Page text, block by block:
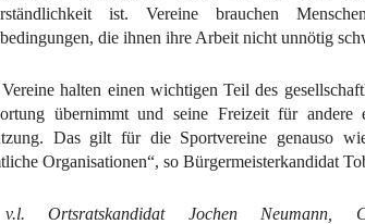
ist. Vereine brauchen
die ihnen ihre Arbeit nicht unnötig
halten einen wichtigen Teil des
übernimmt und seine Freizeit für andere
Das gilt für die Sportvereine genauso
Organisationen“, so Bürgermeisterkandidat
v.l. Ortsratskandidat Jochen Neumann,